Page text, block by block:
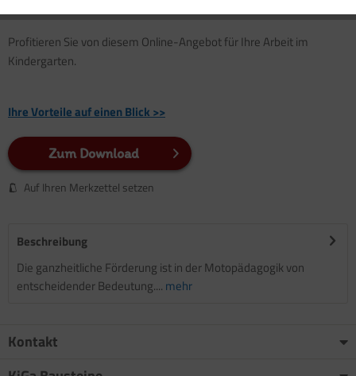
Profitieren Sie von diesem Online-Angebot für Ihre Arbeit im
Kindergarten.
Ihre Vorteile auf einen Blick >>
Zum Download
Auf Ihren Merkzettel setzen
Beschreibung
Die ganzheitliche Förderung ist in der Motopädagogik von
entscheidender Bedeutung.... mehr
Kontakt